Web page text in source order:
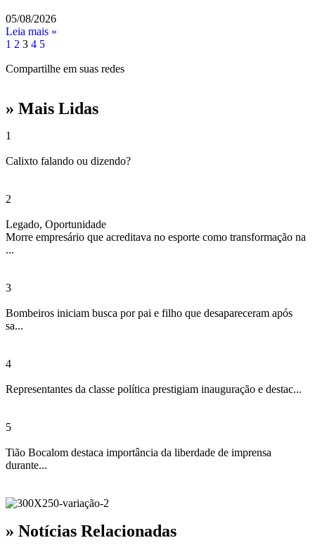
05/08/2026
Leia mais »
1 2 3 4 5
Compartilhe em suas redes
» Mais Lidas
1
Calixto falando ou dizendo?
2
Legado, Oportunidade
Morre empresário que acreditava no esporte como transformação na
...
3
Bombeiros iniciam busca por pai e filho que desapareceram após
sa...
4
Representantes da classe política prestigiam inauguração e destac...
5
Tião Bocalom destaca importância da liberdade de imprensa
durante...
» Notícias Relacionadas